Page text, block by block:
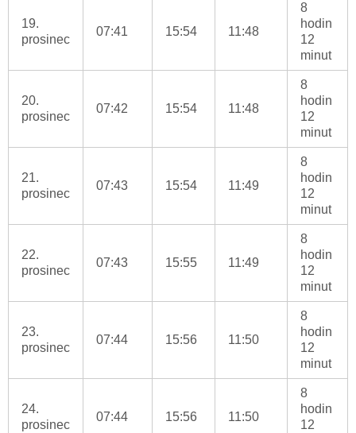
19.
prosinec
07:41 15:54 11:48
8
hodin
12
minut
20.
prosinec
07:42 15:54 11:48
8
hodin
12
minut
21.
prosinec
07:43 15:54 11:49
8
hodin
12
minut
22.
prosinec
07:43 15:55 11:49
8
hodin
12
minut
23.
prosinec
07:44 15:56 11:50
8
hodin
12
minut
24.
prosinec
07:44 15:56 11:50
8
hodin
12